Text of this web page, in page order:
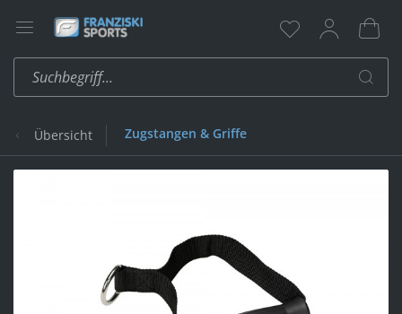
Übersicht Zugstangen & Griffe